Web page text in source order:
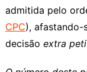
admitida pelo
CPC), afastando-
decisão extra